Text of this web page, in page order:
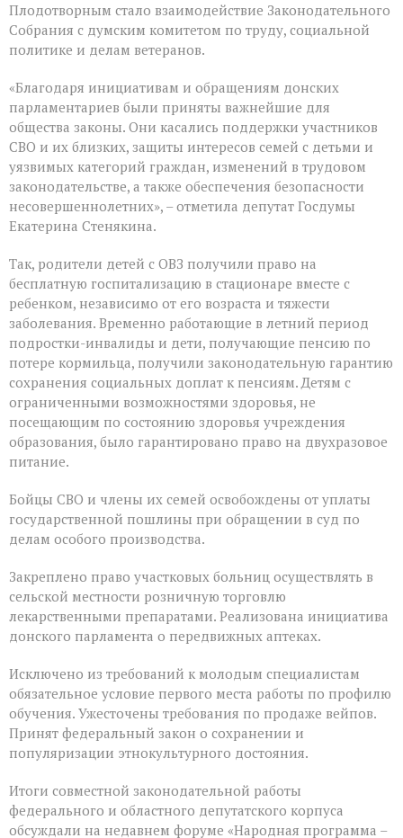
Плодотворным стало взаимодействие Законодательного
Собрания с думским комитетом по труду, социальной
политике и делам ветеранов.
«Благодаря инициативам и обращениям донских
парламентариев были приняты важнейшие для
общества законы. Они касались поддержки участников
СВО и их близких, защиты интересов семей с детьми и
уязвимых категорий граждан, изменений в трудовом
законодательстве, а также обеспечения безопасности
несовершеннолетних», – отметила депутат Госдумы
Екатерина Стенякина.
Так, родители детей с ОВЗ получили право на
бесплатную госпитализацию в стационаре вместе с
ребенком, независимо от его возраста и тяжести
заболевания. Временно работающие в летний период
подростки-инвалиды и дети, получающие пенсию по
потере кормильца, получили законодательную гарантию
сохранения социальных доплат к пенсиям. Детям с
ограниченными возможностями здоровья, не
посещающим по состоянию здоровья учреждения
образования, было гарантировано право на двухразовое
питание.
Бойцы СВО и члены их семей освобождены от уплаты
государственной пошлины при обращении в суд по
делам особого производства.
Закреплено право участковых больниц осуществлять в
сельской местности розничную торговлю
лекарственными препаратами. Реализована инициатива
донского парламента о передвижных аптеках.
Исключено из требований к молодым специалистам
обязательное условие первого места работы по профилю
обучения. Ужесточены требования по продаже вейпов.
Принят федеральный закон о сохранении и
популяризации этнокультурного достояния.
Итоги совместной законодательной работы
федерального и областного депутатского корпуса
обсуждали на недавнем форуме «Народная программа –